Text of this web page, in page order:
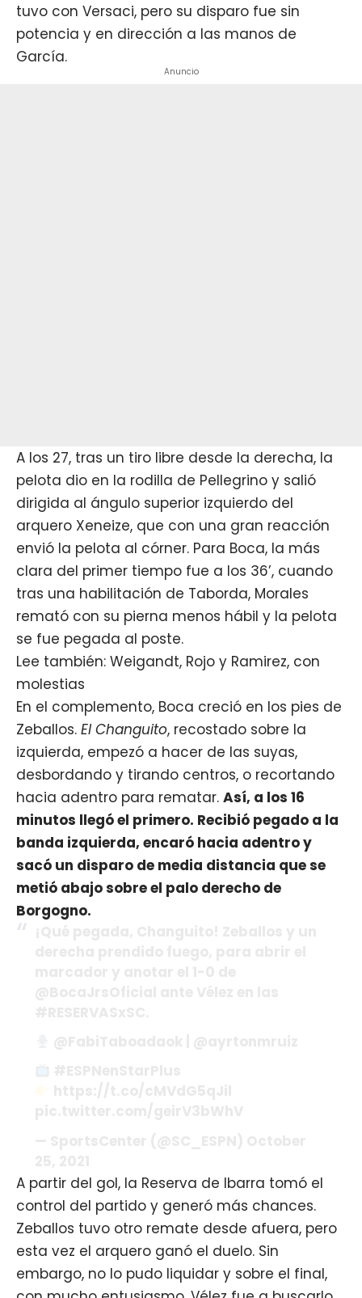
tuvo con Versaci, pero su disparo fue sin
potencia y en dirección a las manos de
García.
Anuncio
A los 27, tras un tiro libre desde la derecha, la
pelota dio en la rodilla de Pellegrino y salió
dirigida al ángulo superior izquierdo del
arquero Xeneize, que con una gran reacción
envió la pelota al córner. Para Boca, la más
clara del primer tiempo fue a los 36’, cuando
tras una habilitación de Taborda, Morales
remató con su pierna menos hábil y la pelota
se fue pegada al poste.
Lee también: Weigandt, Rojo y Ramirez, con
molestias
En el complemento, Boca creció en los pies de
Zeballos. El Changuito, recostado sobre la
izquierda, empezó a hacer de las suyas,
desbordando y tirando centros, o recortando
hacia adentro para rematar. Así, a los 16
minutos llegó el primero. Recibió pegado a la
banda izquierda, encaró hacia adentro y
sacó un disparo de media distancia que se
metió abajo sobre el palo derecho de
Borgogno.
A partir del gol, la Reserva de Ibarra tomó el
control del partido y generó más chances.
Zeballos tuvo otro remate desde afuera, pero
esta vez el arquero ganó el duelo. Sin
embargo, no lo pudo liquidar y sobre el final,